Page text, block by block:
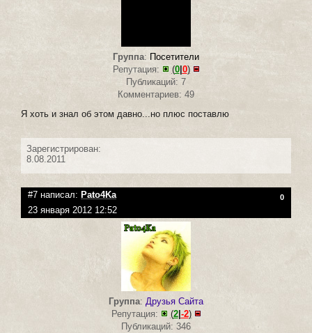
Группа: Посетители
Репутация:
(0| 0)
Публикаций: 7
Комментариев: 49
Я хоть и знал об этом давно...но плюс поставлю
Зарегистрирован:
8.08.2011
#7 написал: Pato4Ka 0
23 января 2012 12:52
Группа: Друзья Сайта
Репутация:
(2| -2)
Публикаций: 346